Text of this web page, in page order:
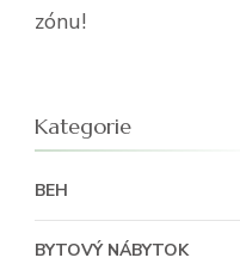
zónu!
Kategorie
BEH
BYTOVÝ NÁBYTOK